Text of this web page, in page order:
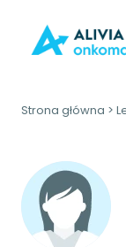
Strona główna >